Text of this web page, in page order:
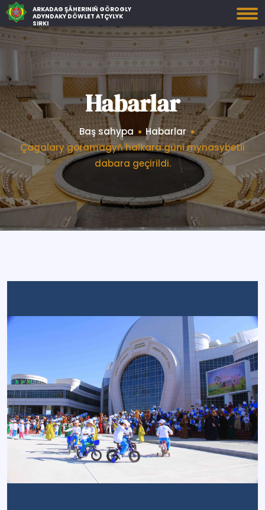
ARKADAG ŞÄHERINIŇ GÖROGLY
ADYNDAKY DÖWLET ATÇYLYK
SIRKI
Habarlar
Baş sahypa
Habarlar
Çagalary goramagyň halkara güni mynasybetli
dabara geçirildi.